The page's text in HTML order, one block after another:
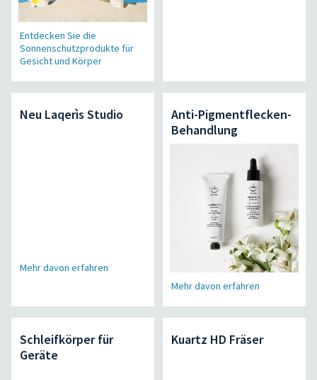
Entdecken Sie die
Sonnenschutzprodukte für
Gesicht und Körper
Neu Laqerìs Studio
Mehr davon erfahren
Anti-Pigmentflecken-
Behandlung
Mehr davon erfahren
Schleifkörper für
Geräte
Kuartz HD Fräser